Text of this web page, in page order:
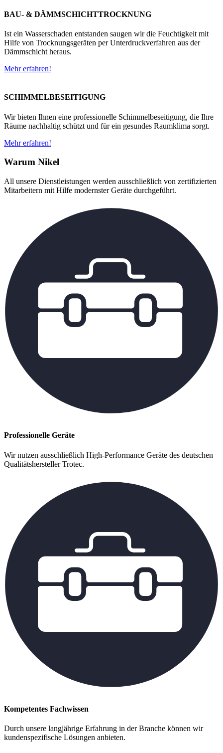
BAU- & DÄMMSCHICHTTROCKNUNG
Ist ein Wasserschaden entstanden saugen wir die Feuchtigkeit mit
Hilfe von Trocknungsgeräten per Unterdruckverfahren aus der
Dämmschicht heraus.
Mehr erfahren!
SCHIMMELBESEITIGUNG
Wir bieten Ihnen eine professionelle Schimmelbeseitigung, die Ihre
Räume nachhaltig schützt und für ein gesundes Raumklima sorgt.
Mehr erfahren!
Warum Nikel
All unsere Dienstleistungen werden ausschließlich von zertifizierten
Mitarbeitern mit Hilfe modernster Geräte durchgeführt.
Professionelle Geräte
Wir nutzen ausschließlich High-Performance Geräte des deutschen
Qualitätshersteller Trotec.
Kompetentes Fachwissen
Durch unsere langjährige Erfahrung in der Branche können wir
kundenspezifische Lösungen anbieten.